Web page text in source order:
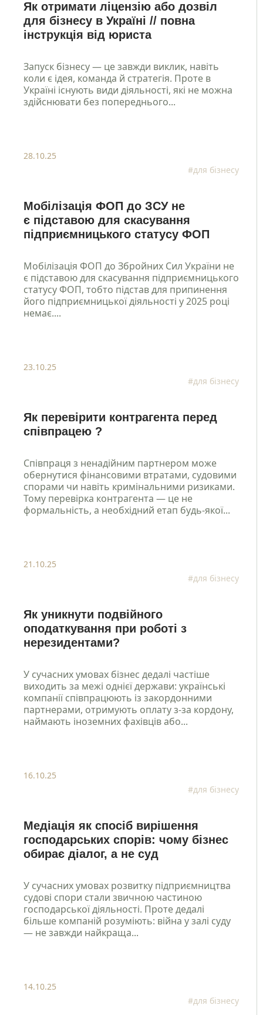
Як отримати ліцензію або дозвіл
для бізнесу в Україні // повна
інструкція від юриста
Запуск бізнесу — це завжди виклик, навіть
коли є ідея, команда й стратегія. Проте в
Україні існують види діяльності, які не можна
здійснювати без попереднього...
28.10.25
#для бізнесу
Мобілізація ФОП до ЗСУ не
є підставою для скасування
підприємницького статусу ФОП
Мобілізація ФОП до Збройних Сил України не
є підставою для скасування підприємницького
статусу ФОП, тобто підстав для припинення
його підприємницької діяльності у 2025 році
немає....
23.10.25
#для бізнесу
Як перевірити контрагента перед
співпрацею ?
Співпраця з ненадійним партнером може
обернутися фінансовими втратами, судовими
спорами чи навіть кримінальними ризиками.
Тому перевірка контрагента — це не
формальність, а необхідний етап будь-якої...
21.10.25
#для бізнесу
Як уникнути подвійного
оподаткування при роботі з
нерезидентами?
У сучасних умовах бізнес дедалі частіше
виходить за межі однієї держави: українські
компанії співпрацюють із закордонними
партнерами, отримують оплату з-за кордону,
наймають іноземних фахівців або...
16.10.25
#для бізнесу
Медіація як спосіб вирішення
господарських спорів: чому бізнес
обирає діалог, а не суд
У сучасних умовах розвитку підприємництва
судові спори стали звичною частиною
господарської діяльності. Проте дедалі
більше компаній розуміють: війна у залі суду
— не завжди найкраща...
14.10.25
#для бізнесу